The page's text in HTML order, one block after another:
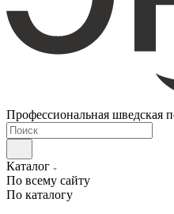
Профессиональная шведская
Каталог
По всему сайту
По каталогу